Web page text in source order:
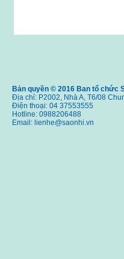
Bản quyền © 2016 Ban tổ chức
Địa chỉ: P2002, Nhà A, T6/08
Điện thoại: 04 37553555
Hotline: 0988206488
Email: lienhe@saonhi.vn